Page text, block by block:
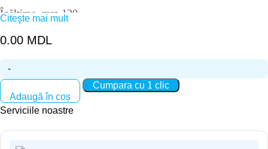
Înălțime, mm 120
Formă dreptunghiulară
Gaură de revărsare Cu revărsare
Gaură pentru robinet Există o gaură pentru robinet
Tip chiuvetă deasupra capului
Culoare alba
Citeşte mai mult
0.00 MDL
Cantitate Lavoar pe blat Melana 805-MLN-7063D
Adaugă în coș
Cumpara cu 1 clic
Serviciile noastre